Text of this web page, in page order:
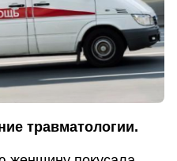
травматологии.